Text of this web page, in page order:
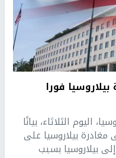
فورا
اليوم الثلاثاء، بيانًا
بيلاروسيا على
بيلاروسيا بسبب